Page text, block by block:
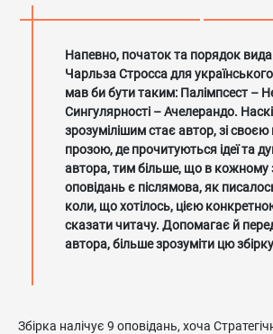
Напевно, початок та порядок
Чарльза Стросса для
мав би бути таким: Палімпсест –
Сингулярності – Ачелерандо.
зрозумілішим стає автор, зі
прозою, де прочитуються ідеї та
автора, тим більше, що в кожному
оповідань є післямова, як
коли, що хотілось, цією
сказати читачу. Допомагає й
автора, більше зрозуміти цю
Збірка налічує 9 оповідань, хоча